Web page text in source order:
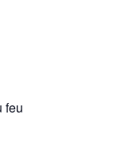
feu